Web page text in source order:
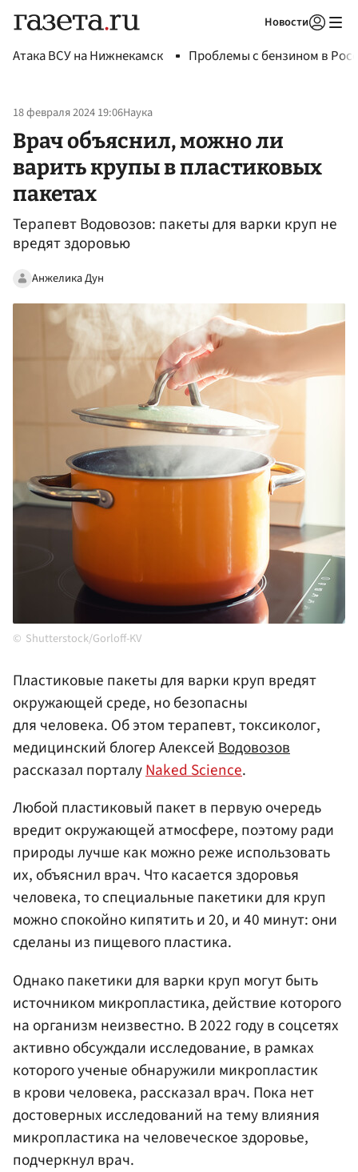
Новости
Атака ВСУ на Нижнекамск Проблемы с бензином в
18 февраля 2024 19:06Наука
Врач объяснил, можно ли
варить крупы в пластиковых
пакетах
Терапевт Водовозов: пакеты для варки круп не
вредят здоровью
Анжелика Дун
Shutterstock/Gorloff-KV
Пластиковые пакеты для варки круп вредят
окружающей среде, но безопасны
для человека. Об этом терапевт, токсиколог,
медицинский блогер АлексейВодовозов
рассказал порталуNaked Science.
Любой пластиковый пакет в первую очередь
вредит окружающей атмосфере, поэтому ради
природы лучше как можно реже использовать
их, объяснил врач. Что касается здоровья
человека, то специальные пакетики для круп
можно спокойно кипятить и 20, и 40 минут: они
сделаны из пищевого пластика.
Однако пакетики для варки круп могут быть
источником микропластика, действие которого
на организм неизвестно. В 2022 году в соцсетях
активно обсуждали исследование, в рамках
которого ученые обнаружили микропластик
в крови человека, рассказал врач. Пока нет
достоверных исследований на тему влияния
микропластика на человеческое здоровье,
подчеркнул врач.